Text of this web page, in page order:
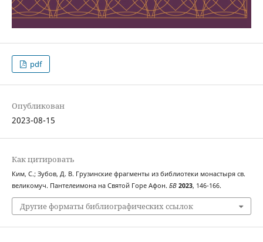
pdf
Опубликован
2023-08-15
Как цитировать
Ким, С.; Зубов, Д. В. Грузинские фрагменты из библиотеки монастыря св.
великомуч. Пантелеимона на Святой Горе Афон. БВ 2023, 146-166.
Другие форматы библиографических ссылок